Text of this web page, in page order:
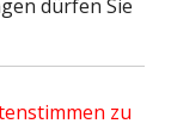
dürfen Sie
zu